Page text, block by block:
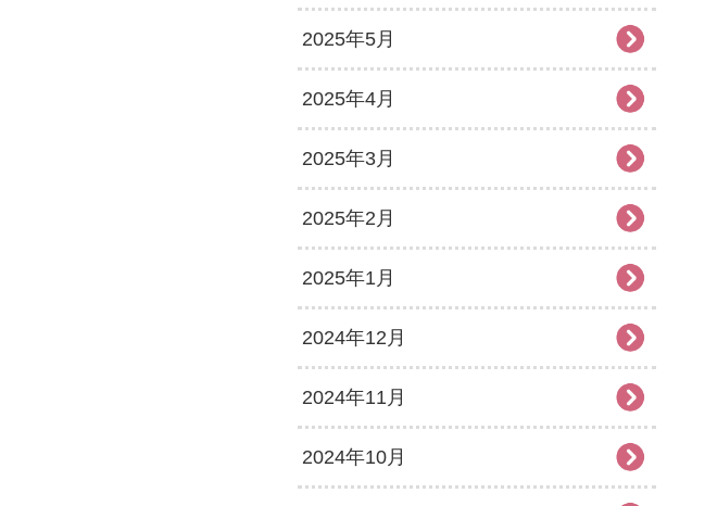
2025年5月
2025年4月
2025年3月
2025年2月
2025年1月
2024年12月
2024年11月
2024年10月